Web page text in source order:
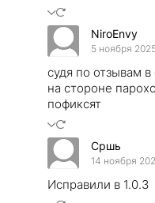
NiroEnvy
5 ноября
судя по отзывам
на стороне
пофиксят
Сршь
14 ноября
Исправили в 1.0.3